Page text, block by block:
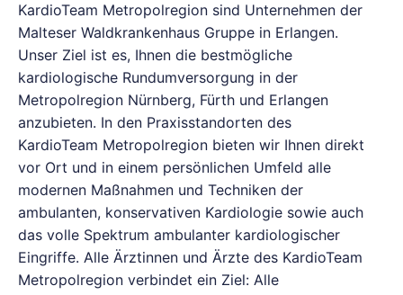
KardioTeam Metropolregion sind Unternehmen der
Malteser Waldkrankenhaus Gruppe in Erlangen.
Unser Ziel ist es, Ihnen die bestmögliche
kardiologische Rundumversorgung in der
Metropolregion Nürnberg, Fürth und Erlangen
anzubieten. In den Praxisstandorten des
KardioTeam Metropolregion bieten wir Ihnen direkt
vor Ort und in einem persönlichen Umfeld alle
modernen Maßnahmen und Techniken der
ambulanten, konservativen Kardiologie sowie auch
das volle Spektrum ambulanter kardiologischer
Eingriffe. Alle Ärztinnen und Ärzte des KardioTeam
Metropolregion verbindet ein Ziel: Alle